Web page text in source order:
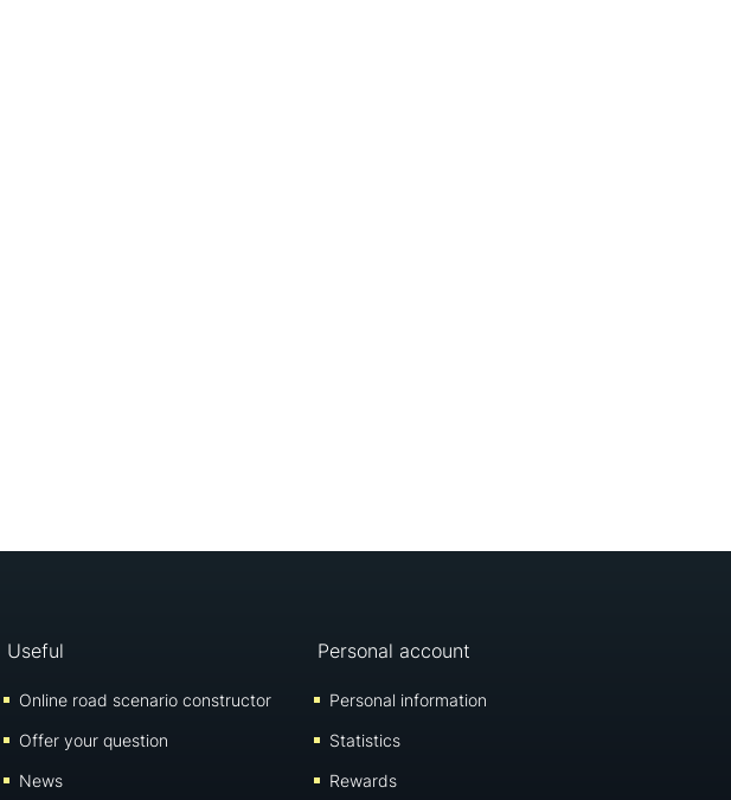
Useful
Online road scenario constructor
Offer your question
News
Personal account
Personal information
Statistics
Rewards